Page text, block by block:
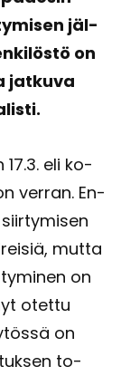
jäl­
on
jat­ku­va
eli ko­
ver­ran. En­
mutta
on
otet­tu
on
to­